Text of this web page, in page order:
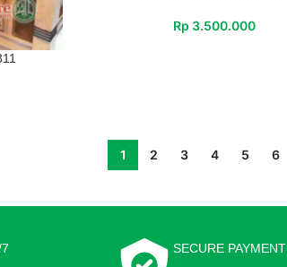
Rp 3.500.000
1 2 3 4 5 6
SECURE PAYMENT